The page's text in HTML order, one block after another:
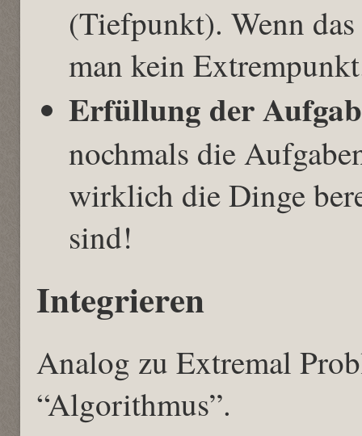
(Tiefpunkt). Wenn
man kein
Erfüllung der
nochmals die
wirklich die Dinge
sind!
Integrieren
Analog zu Extremal
“Algorithmus”.